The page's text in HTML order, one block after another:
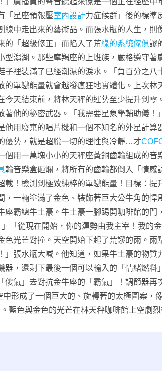
「星座預報壓室內設計力症候群」後的標準
線中走出來的藝術品。而張水瓶的人生，
的「超級修正」而陷入了荒綠的系統傢俱謬
潟湖。那些摩羯座的上班族，嚴格遵守
裡裝滿了已經潮濕的淚水。「負百分之
單戀能量就會越發瘋狂地實體化。上次
天結束前，將林天秤的運勢至少提升到
他的秘密武器。「我需要星象學輔助儀！
用廢棄的唱片機和一個不知名的外星計
優勢，就是超脫一切的理性與冷靜…才
用一萬塊小小的天秤座黃銅齒輪組成的
輪音樂盒砸爛，將所有的齒輪都倒入「情
載！檢測到極致純粹的單戀能量！目標：
一輛塗滿了金色、裝飾著巨大公牛角的悍
霸總牛土豪。牛土豪一腳踢開咖啡館的門
「從現在開始，你的運勢由我主宰！我的
色光芒對撞。天空開始下起了荒謬的雨。
」張水瓶大喊。他知道，如果牛土豪的物
器，還剩下最後一個可以輸入的「情緒燃
氣」去對抗金牛座的「霸氣」！調節器
形成了一個巨大的、旋轉著的太極圖案，
藍色與金色的光芒在林天秤咖啡館上空劇